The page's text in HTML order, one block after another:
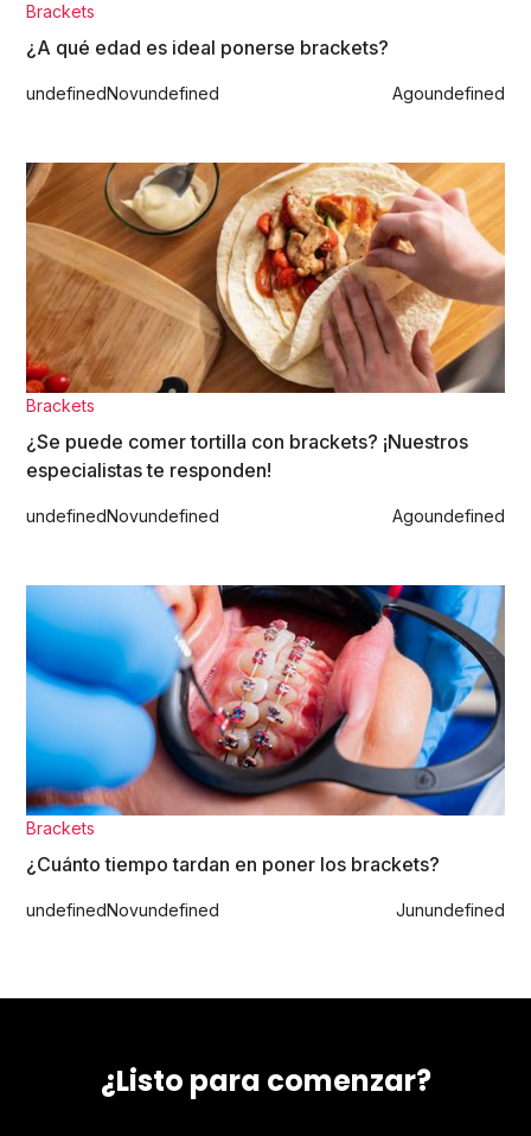
Brackets
¿A qué edad es ideal ponerse brackets?
undefinedNovundefined Agoundefined
Brackets
¿Se puede comer tortilla con brackets? ¡Nuestros
especialistas te responden!
undefinedNovundefined Agoundefined
Brackets
¿Cuánto tiempo tardan en poner los brackets?
undefinedNovundefined Junundefined
¿Listo para comenzar?